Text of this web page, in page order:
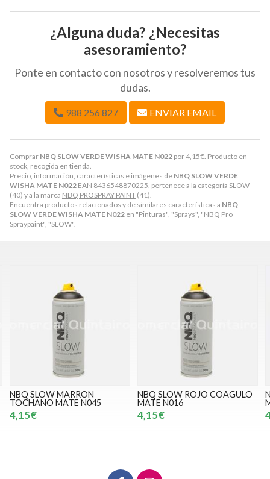
Comprar NBQ SLOW VERDE WISHA MATE N022 por4,15€. Producto en
stock, recogida en tienda.
Precio, información, características e imágenes de NBQ SLOW VERDE
WISHA MATE N022 EAN 8436548870225, pertenece a la categoría SLOW
(40) y a la marca NBQ PROSPRAY PAINT (41).
Encuentra productos relacionados y de similares características a NBQ
SLOW VERDE WISHA MATE N022 en "Pinturas", "Sprays", "NBQ Pro
Spraypaint", "SLOW".
¿Alguna duda? ¿Necesitas
asesoramiento?
Ponte en contacto con nosotros y resolveremos tus
dudas.
988 256 827 ENVIAR EMAIL
NBQ SLOW ROJO COAGULO
MATE N016
4,15€
NBQ SLOW ROSA
MATE N012
4,15€